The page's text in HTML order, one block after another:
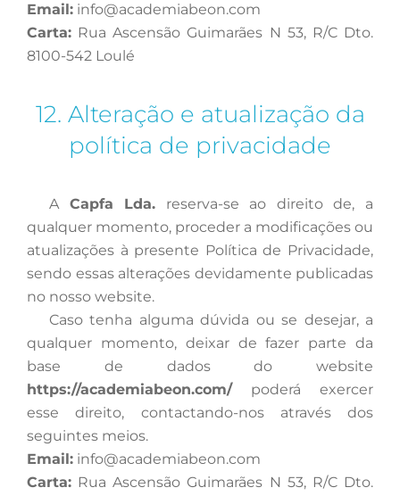
Email: info@academiabeon.com
Carta: Rua Ascensão Guimarães N 53, R/C Dto.
8100-542 Loulé
12. Alteração e atualização da
política de privacidade
A Capfa Lda. reserva-se ao direito de, a
qualquer momento, proceder a modificações ou
atualizações à presente Política de Privacidade,
sendo essas alterações devidamente publicadas
no nosso website.
Caso tenha alguma dúvida ou se desejar, a
qualquer momento, deixar de fazer parte da
base de dados do website
https://academiabeon.com/poderá exercer
esse direito, contactando-nos através dos
seguintes meios.
Email: info@academiabeon.com
Carta: Rua Ascensão Guimarães N 53, R/C Dto.